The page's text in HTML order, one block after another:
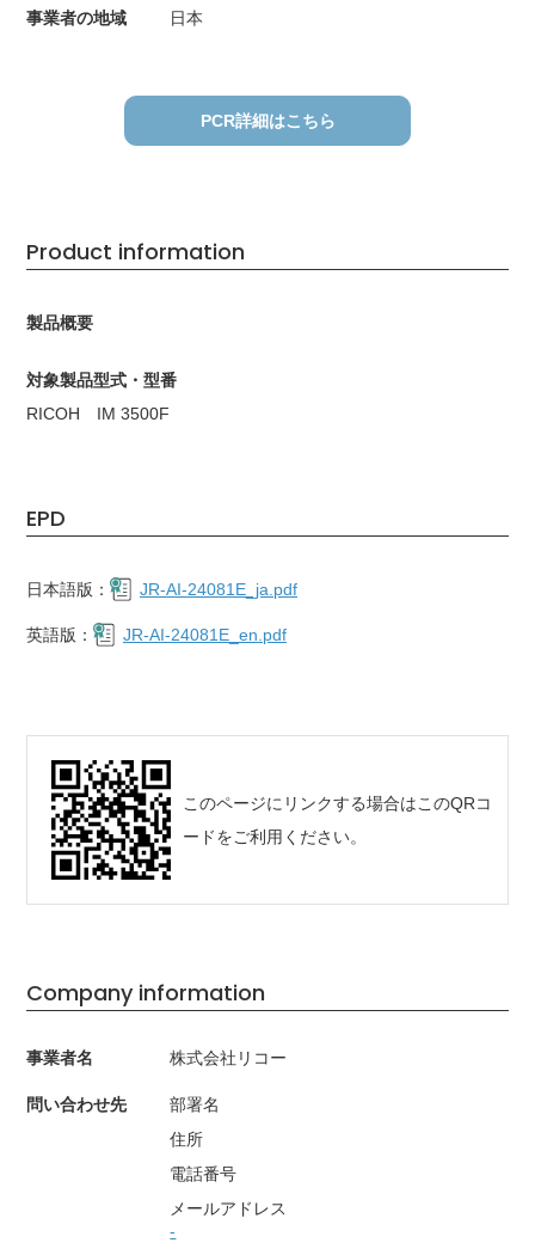
事業者の地域 日本
PCR詳細はこちら
Product information
製品概要
対象製品型式・型番
RICOH IM 3500F
EPD
日本語版： JR-AI-24081E_ja.pdf
英語版： JR-AI-24081E_en.pdf
このページにリンクする場合はこのQRコ
ードをご利用ください。
Company information
事業者名 株式会社リコー
問い合わせ先
部署名
住所
電話番号
メールアドレス
-